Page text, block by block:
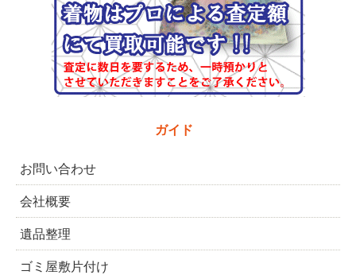
ガイド
お問い合わせ
会社概要
遺品整理
ゴミ屋敷片付け